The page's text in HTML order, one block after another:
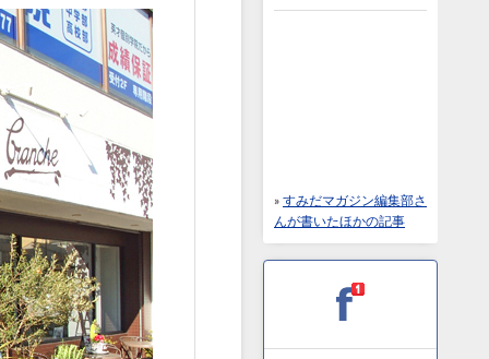
» すみだマガジン編集部さ
んが書いたほかの記事